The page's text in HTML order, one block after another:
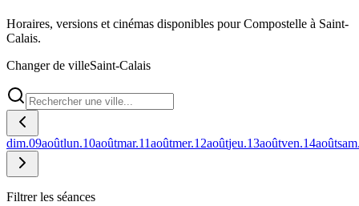
Horaires, versions et cinémas disponibles pour Compostelle à Saint-
Calais.
Changer de villeSaint-Calais
dim.09aoûtlun.10aoûtmar.11aoûtmer.12aoûtjeu.13aoûtven.14août
Filtrer les séances